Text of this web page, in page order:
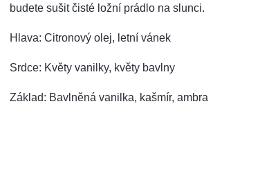
budete sušit čisté ložní prádlo na slunci.
Hlava: Citronový olej, letní vánek
Srdce: Květy vanilky, květy bavlny
Základ: Bavlněná vanilka, kašmír, ambra